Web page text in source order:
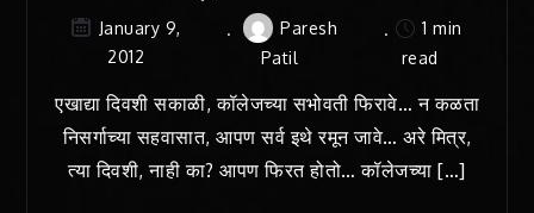
January 9,
2012
Paresh
Patil
1 min
read
एखाद्या दिवशी सकाळी, कॉलेजच्या सभोवती फिरावे… न कळता
निसर्गाच्या सहवासात, आपण सर्व इथे रमून जावे… अरे मित्र,
त्या दिवशी, नाही का? आपण फिरत होतो… कॉलेजच्या […]